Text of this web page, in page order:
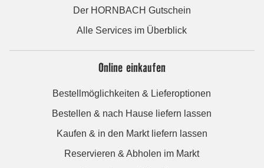
Der HORNBACH Gutschein
Alle Services im Überblick
Online einkaufen
Bestellmöglichkeiten & Lieferoptionen
Bestellen & nach Hause liefern lassen
Kaufen & in den Markt liefern lassen
Reservieren & Abholen im Markt